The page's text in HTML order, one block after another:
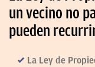
un vecino no
pueden
La Ley de